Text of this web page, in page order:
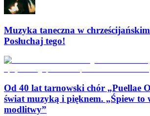
Muzyka taneczna w
Posłuchaj tego!
Od 40 lat tarnowski chór „Puellae
świat muzyką i pięknem. „Śpiew to
modlitwy”